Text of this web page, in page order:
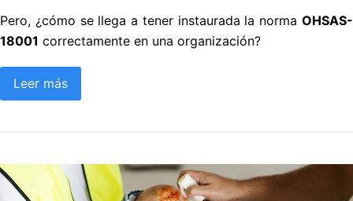
Pero, ¿cómo se llega a tener instaurada la norma OHSAS-
18001 correctamente en una organización?
Leer más